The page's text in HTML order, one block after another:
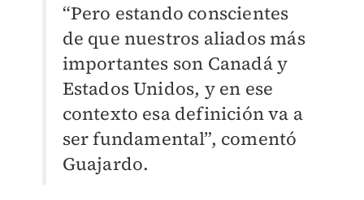
“Pero estando conscientes
de que nuestros aliados más
importantes son Canadá y
Estados Unidos, y en ese
contexto esa definición va a
ser fundamental”, comentó
Guajardo.